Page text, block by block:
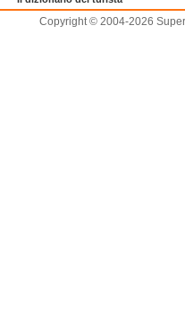
Copyright © 2004-2026